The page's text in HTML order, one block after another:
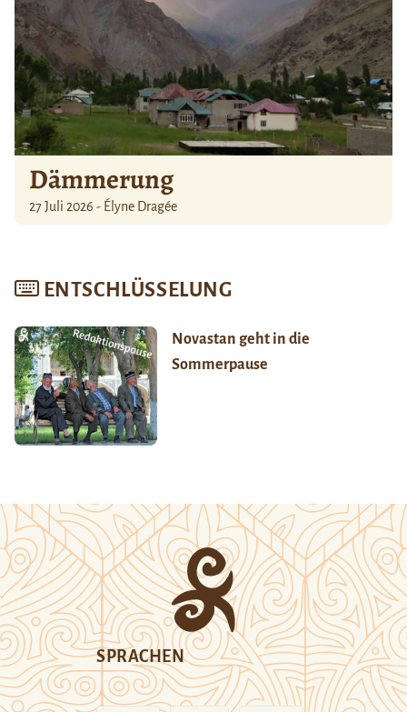
Dämmerung
27 Juli 2026 - Élyne Dragée
ENTSCHLÜSSELUNG
Novastan geht in die
Sommerpause
SPRACHEN